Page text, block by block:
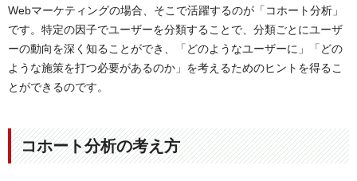
Webマーケティングの場合、そこで活躍するのが「コホート分析」
です。特定の因子でユーザーを分類することで、分類ごとにユーザ
ーの動向を深く知ることができ、「どのようなユーザーに」「どの
ような施策を打つ必要があるのか」を考えるためのヒントを得るこ
とができるのです。
コホート分析の考え方